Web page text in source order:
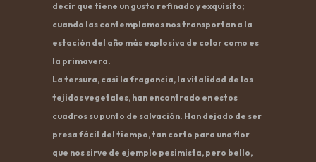
decir que tiene un gusto refinado y exquisito;
cuando las contemplamos nos transportan a la
estación del año más explosiva de color como es
la primavera.
La tersura, casi la fragancia, la vitalidad de los
tejidos vegetales, han encontrado en estos
cuadros su punto de salvación. Han dejado de ser
presa fácil del tiempo, tan corto para una flor
que nos sirve de ejemplo pesimista, pero bello,